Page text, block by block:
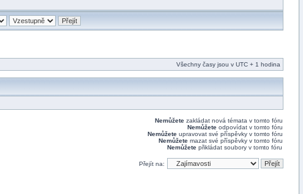
Všechny časy jsou v UTC + 1 hodina
Nemůžete zakládat nová témata v tomto fóru
Nemůžete odpovídat v tomto fóru
Nemůžete upravovat své příspěvky v tomto fóru
Nemůžete mazat své příspěvky v tomto fóru
Nemůžete přikládat soubory v tomto fóru
Přejít na: